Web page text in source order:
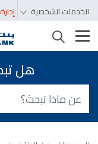
الخدمات الشخصية
تغيير التصفّح
هل